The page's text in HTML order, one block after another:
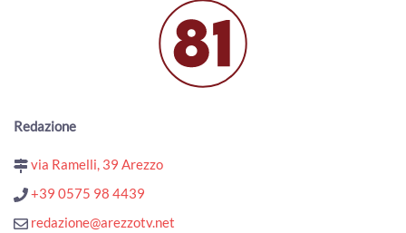
Redazione
via Ramelli, 39 Arezzo
+39 0575 98 4439
redazione@arezzotv.net